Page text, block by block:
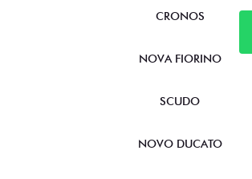
CRONOS
NOVA FIORINO
SCUDO
NOVO DUCATO